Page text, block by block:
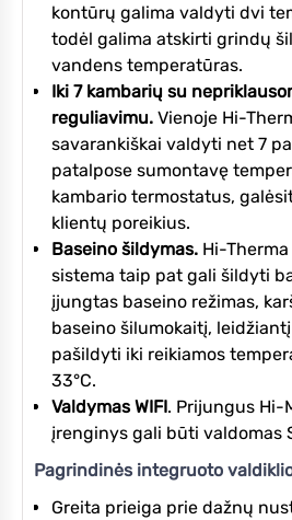
kontūrų galima valdyti dvi
todėl galima atskirti grindų
vandens temperatūras.
Iki 7 kambarių su
reguliavimu. Vienoje Hi-
savarankiškai valdyti net 7
patalpose sumontavę
kambario termostatus,
klientų poreikius.
Baseino šildymas. Hi-
sistema taip pat gali šildyti
įjungtas baseino režimas,
baseino šilumokaitį,
pašildyti iki reikiamos
33°C.
Valdymas WIFI. Prijungus Hi-
įrenginys gali būti valdomas
Pagrindinės integruoto
Greita prieiga prie dažnų